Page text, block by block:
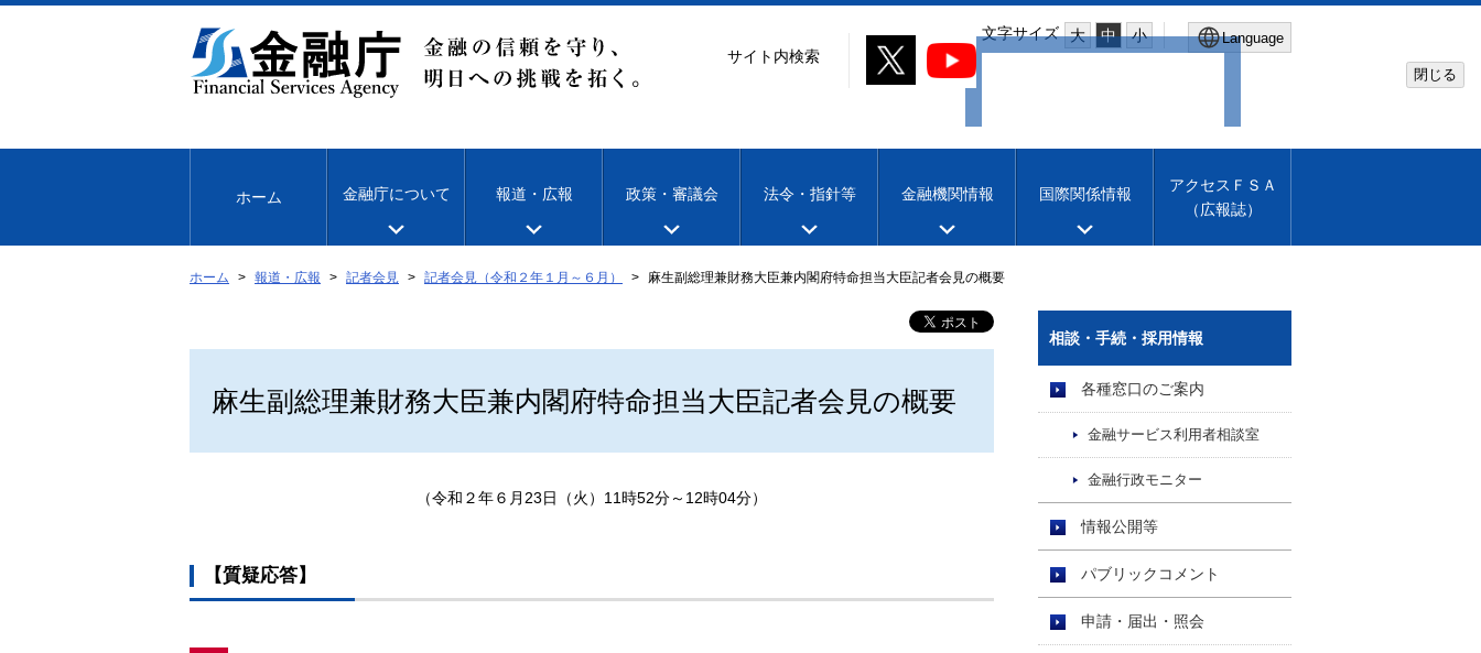
文
移
文字サイズ 大 中 小 Language
Machine translation
閉じる
サイト内検索
ホーム 金融庁について 報道・広報 政策・審議会 法令・指針等 金融機関情報 国際関係情報
アクセスＦＳＡ
（広報誌）
ホーム 報道・広報 記者会見 記者会見（令和２年１月～６月） 麻生副総理兼財務大臣兼内閣府特命担当大臣記者会見の概要
麻生副総理兼財務大臣兼内閣府特命担当大臣記者会見の概要
（令和２年６月23日（火）11時52分～12時04分）
【質疑応答】
相談・手続・採用情報
各種窓口のご案内
金融サービス利用者相談室
金融行政モニター
情報公開等
パブリックコメント
申請・届出・照会